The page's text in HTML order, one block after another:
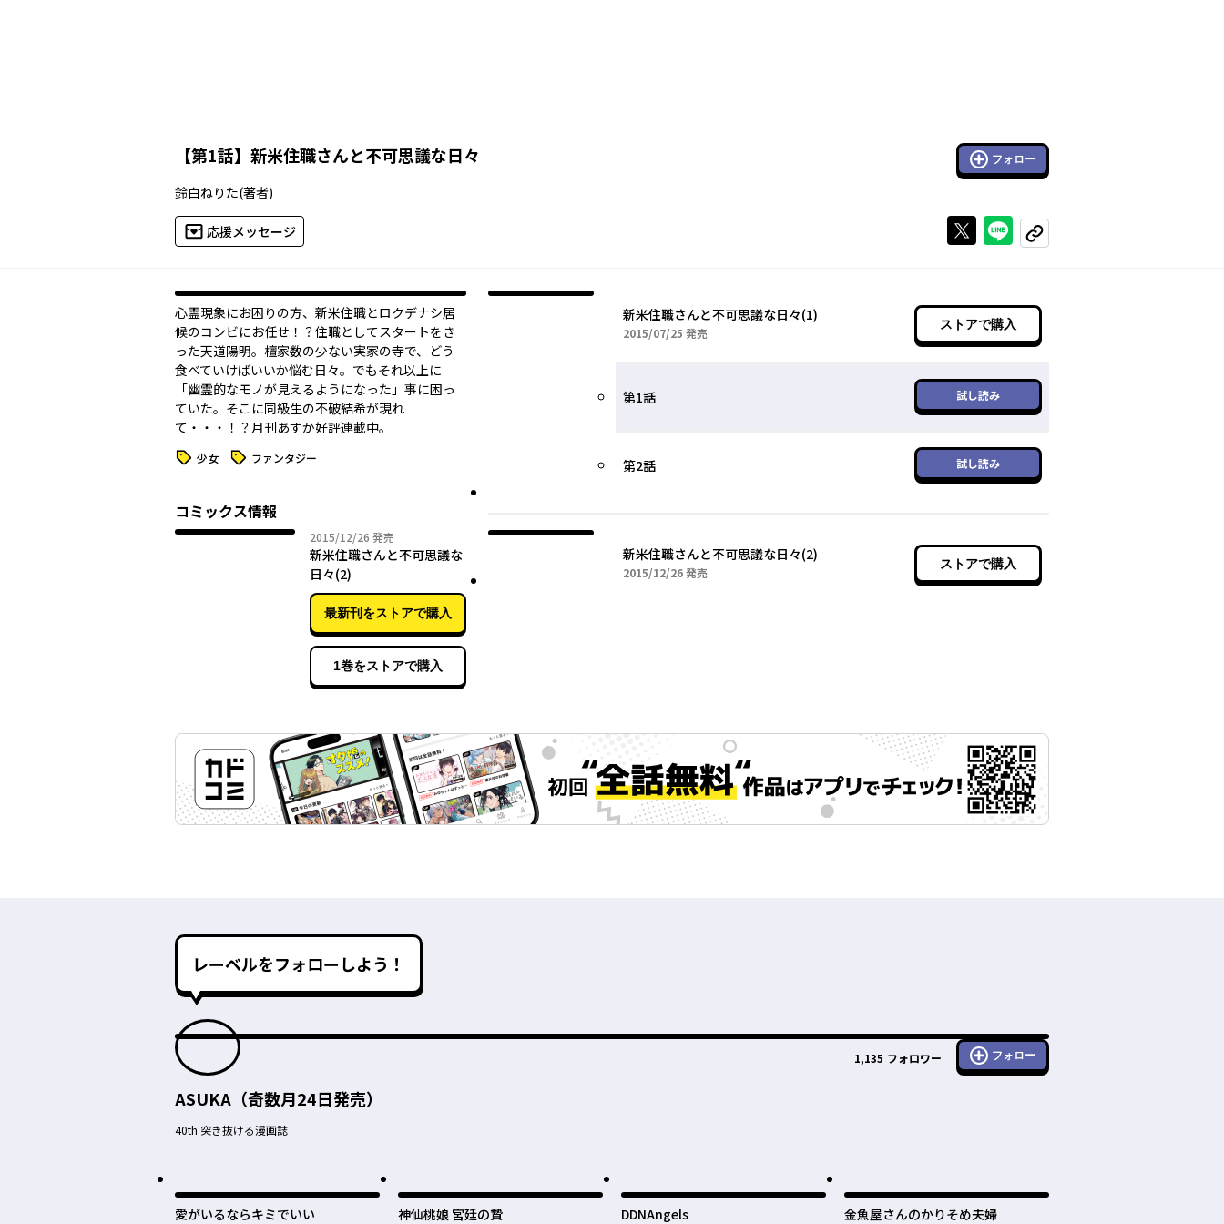
【第1話】 新米住職さんと不可思議な日々 フォロー
鈴白ねりた(著者)
応援メッセージ Xで投稿するラインでシェアする
コピーする
心霊現象にお困りの方、新米住職とロクデナシ居
候のコンビにお任せ！？住職としてスタートをき
った天道陽明。檀家数の少ない実家の寺で、どう
食べていけばいいか悩む日々。でもそれ以上に
「幽霊的なモノが見えるようになった」事に困っ
ていた。そこに同級生の不破結希が現れ
て・・・！？月刊あすか好評連載中。
タグ 少女 タグ ファンタジー
コミックス情報
2015/12/26 2015年12月26日
発売
新米住職さんと不可思議な
日々(2)
最新刊をストアで購入
1巻をストアで購入
新米住職さんと不可思議な日々(1)
2015/07/25 2015年07月25日
発売
ストアで購入
第1話 試し読み
第2話 試し読み
新米住職さんと不可思議な日々(2)
2015/12/262015年12月26日
発売
ストアで購入
レーベルをフォローしよう！
1,135 フォロワー フォロー
ASUKA（奇数月24日発売）
40th 突き抜ける漫画誌
愛がいるならキミでいい 神仙桃娘 宮廷の贄 DDNAngels 金魚屋さんのかりそめ夫婦